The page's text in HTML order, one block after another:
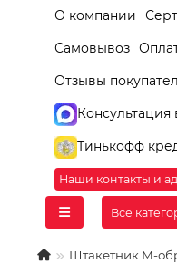
О компании
Самовывоз
Отзывы
Консультация
Тинькофф
Наши контакты и
Все
Штакетник М-